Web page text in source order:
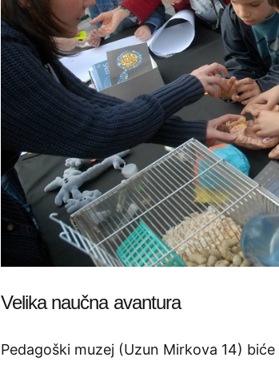
Velika naučna avantura
Pedagoški muzej (Uzun Mirkova 14)